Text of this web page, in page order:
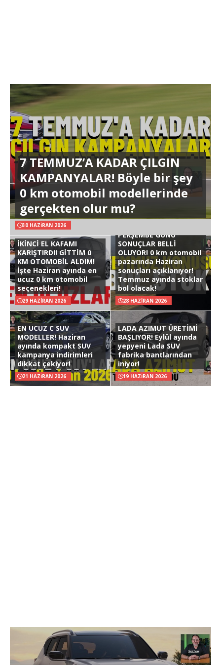
7 TEMMUZ’A KADAR ÇILGIN
KAMPANYALAR! Böyle bir şey
0 km otomobil modellerinde
gerçekten olur mu?
30 HAZIRAN 2026
İKİNCİ EL KAFAMI
KARIŞTIRDI! GİTTİM 0
KM OTOMOBİL ALDIM!
İşte Haziran ayında en
ucuz 0 km otomobil
seçenekleri!
29 HAZIRAN 2026
PERŞEMBE GÜNÜ
SONUÇLAR BELLİ
OLUYOR! 0 km otomobil
pazarında Haziran
sonuçları açıklanıyor!
Temmuz ayında stoklar
bol olacak!
28 HAZIRAN 2026
EN UCUZ C SUV
MODELLER! Haziran
ayında kompakt SUV
kampanya indirimleri
dikkat çekiyor!
21 HAZIRAN 2026
LADA AZIMUT ÜRETİMİ
BAŞLIYOR! Eylül ayında
yepyeni Lada SUV
fabrika bantlarından
iniyor!
19 HAZIRAN 2026